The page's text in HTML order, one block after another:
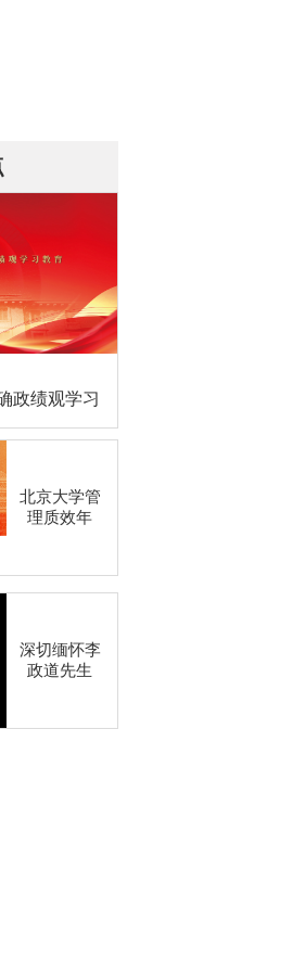
政绩观学习
北京大学管
理质效年
深切缅怀李
政道先生